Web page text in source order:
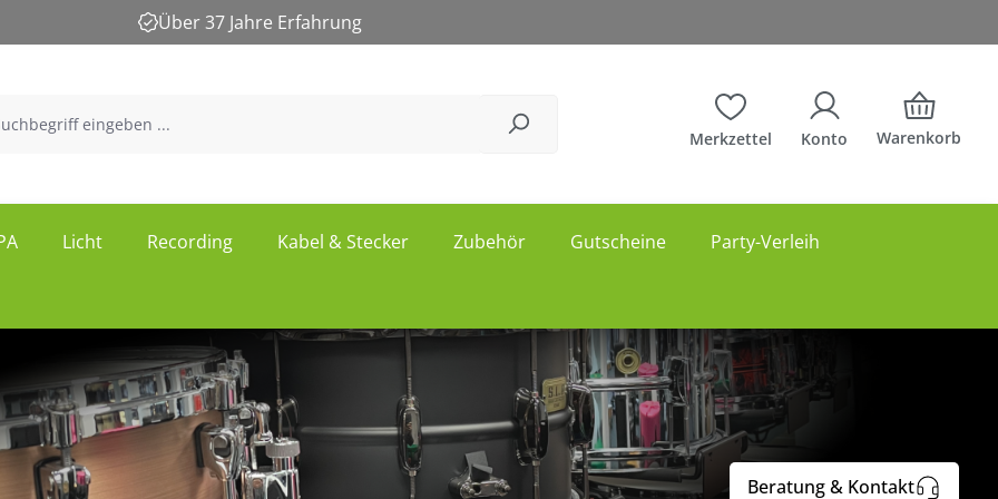
Über 37 Jahre Erfahrung
Merkzettel Konto Warenkorb
Licht Recording Kabel & Stecker Zubehör Gutscheine
Party-Verleih
Beratung & Kontakt